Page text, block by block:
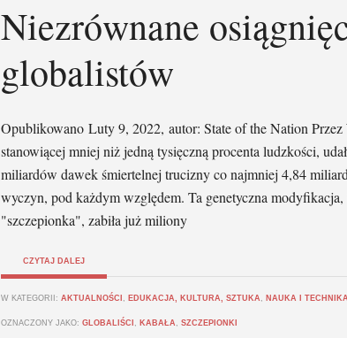
Niezrównane
globalistów
Opublikowano Luty 9, 2022, autor: State of the Nation
stanowiącej mniej niż jedną tysięczną procenta ludzkości,
miliardów dawek śmiertelnej trucizny co najmniej 4,84
wyczyn, pod każdym względem. Ta genetyczna modyfikacja,
"szczepionka", zabiła już miliony
CZYTAJ DALEJ
W KATEGORII: AKTUALNOŚCI , EDUKACJA, KULTURA, SZTUKA , NAUKA I TECHNIKA
OZNACZONY JAKO: GLOBALIŚCI , KABAŁA , SZCZEPIONKI